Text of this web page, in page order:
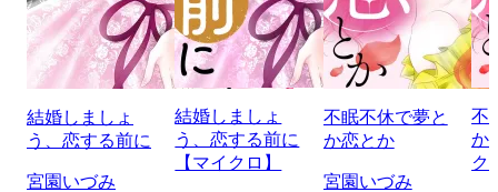
結婚しましょ
う、恋する前に
宮園いづみ
結婚しましょ
う、恋する前に
【マイクロ】
不眠不休で夢と
か恋とか
宮園いづみ
不
か
ク